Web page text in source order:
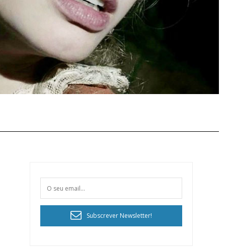
Subscrever Newsletter!